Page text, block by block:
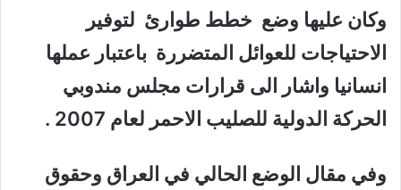
وكان عليها وضع خطط طوارئ لتوفير
الاحتياجات للعوائل المتضررة باعتبار عملها
انسانيا واشار الى قرارات مجلس مندوبي
الحركة الدولية للصليب الاحمر لعام 2007 .
وفي مقال الوضع الحالي في العراق وحقوق